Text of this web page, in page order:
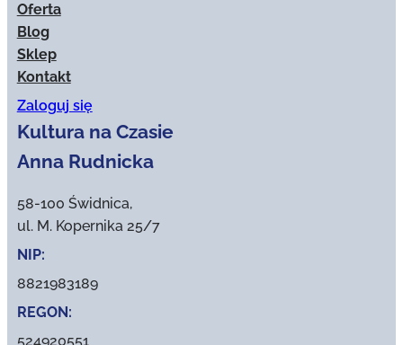
Oferta
Blog
Sklep
Kontakt
Zaloguj się
Kultura na Czasie
Anna Rudnicka
58-100 Świdnica,
ul. M. Kopernika 25/7
NIP:
8821983189
REGON:
524920551